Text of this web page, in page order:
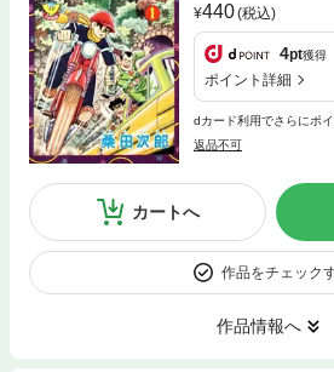
440(税込)
4pt獲得
ポイント詳細
dカード利用でさらにポ
返品不可
カートへ
作品をチェック
作品情報へ